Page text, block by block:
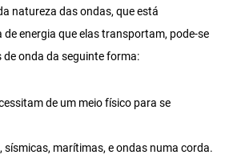
natureza das ondas, que está
energia que elas transportam, pode-se
onda da seguinte forma:
de um meio físico para se
sísmicas, marítimas, e ondas numa corda.